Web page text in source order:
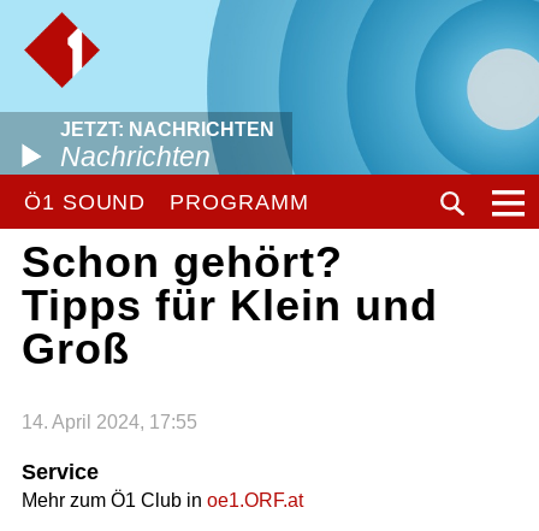
JETZT: NACHRICHTEN
Nachrichten
Ö1 SOUND PROGRAMM
Schon gehört?
Tipps für Klein und
Groß
14. April 2024, 17:55
Service
Mehr zum Ö1 Club in oe1.ORF.at